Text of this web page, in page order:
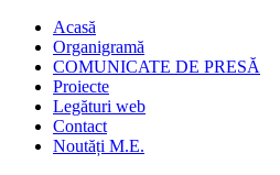
Acasă
Organigramă
COMUNICATE DE PRESĂ
Proiecte
Legături web
Contact
Noutăți M.E.